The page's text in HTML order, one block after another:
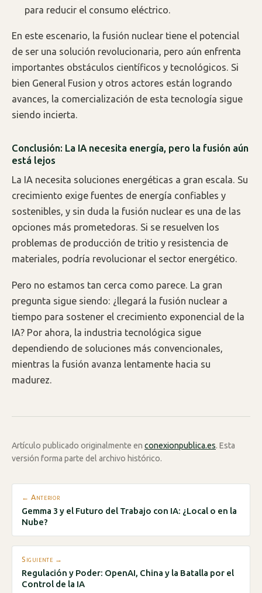
para reducir el consumo eléctrico.
En este escenario, la fusión nuclear tiene el potencial
de ser una solución revolucionaria, pero aún enfrenta
importantes obstáculos científicos y tecnológicos. Si
bien General Fusion y otros actores están logrando
avances, la comercialización de esta tecnología sigue
siendo incierta.
Conclusión: La IA necesita energía, pero la fusión aún
está lejos
La IA necesita soluciones energéticas a gran escala. Su
crecimiento exige fuentes de energía confiables y
sostenibles, y sin duda la fusión nuclear es una de las
opciones más prometedoras. Si se resuelven los
problemas de producción de tritio y resistencia de
materiales, podría revolucionar el sector energético.
Pero no estamos tan cerca como parece. La gran
pregunta sigue siendo: ¿llegará la fusión nuclear a
tiempo para sostener el crecimiento exponencial de la
IA? Por ahora, la industria tecnológica sigue
dependiendo de soluciones más convencionales,
mientras la fusión avanza lentamente hacia su
madurez.
Artículo publicado originalmente en conexionpublica.es. Esta
versión forma parte del archivo histórico.
← Anterior
Gemma 3 y el Futuro del Trabajo con IA: ¿Local o en la
Nube?
Siguiente →
Regulación y Poder: OpenAI, China y la Batalla por el
Control de la IA